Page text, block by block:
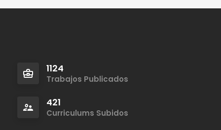
1124
Trabajos Publicados
421
Curriculums Subidos